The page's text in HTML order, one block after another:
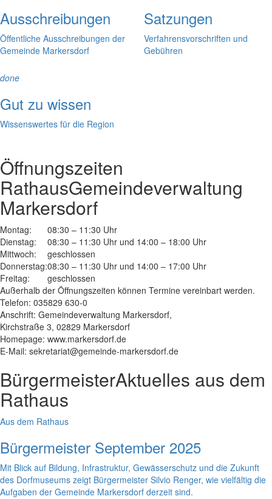
Ausschreibungen
Öffentliche Ausschreibungen der
Gemeinde Markersdorf
Satzungen
Verfahrensvorschriften und
Gebühren
done
Gut zu wissen
Wissenswertes für die Region
Öffnungszeiten
RathausGemeindeverwaltung
Markersdorf
Montag:
08:30 – 11:30 Uhr
Dienstag:
08:30 – 11:30 Uhr und 14:00 – 18:00 Uhr
Mittwoch:
geschlossen
Donnerstag:08:30 – 11:30 Uhr und 14:00 – 17:00 Uhr
Freitag:
geschlossen
Außerhalb der Öffnungszeiten können Termine vereinbart werden.
Telefon: 035829 630-0
Anschrift: Gemeindeverwaltung Markersdorf,
Kirchstraße 3, 02829 Markersdorf
Homepage: www.markersdorf.de
E-Mail: sekretariat@gemeinde-markersdorf.de
BürgermeisterAktuelles aus dem
Rathaus
Aus dem Rathaus
Bürgermeister September 2025
Mit Blick auf Bildung, Infrastruktur, Gewässerschutz und die Zukunft
des Dorfmuseums zeigt Bürgermeister Silvio Renger, wie vielfältig die
Aufgaben der Gemeinde Markersdorf derzeit sind.